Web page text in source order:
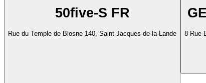
50five-S FR
Rue du Temple de Blosne 140, Saint-Jacques-de-la-Lande
8 Rue